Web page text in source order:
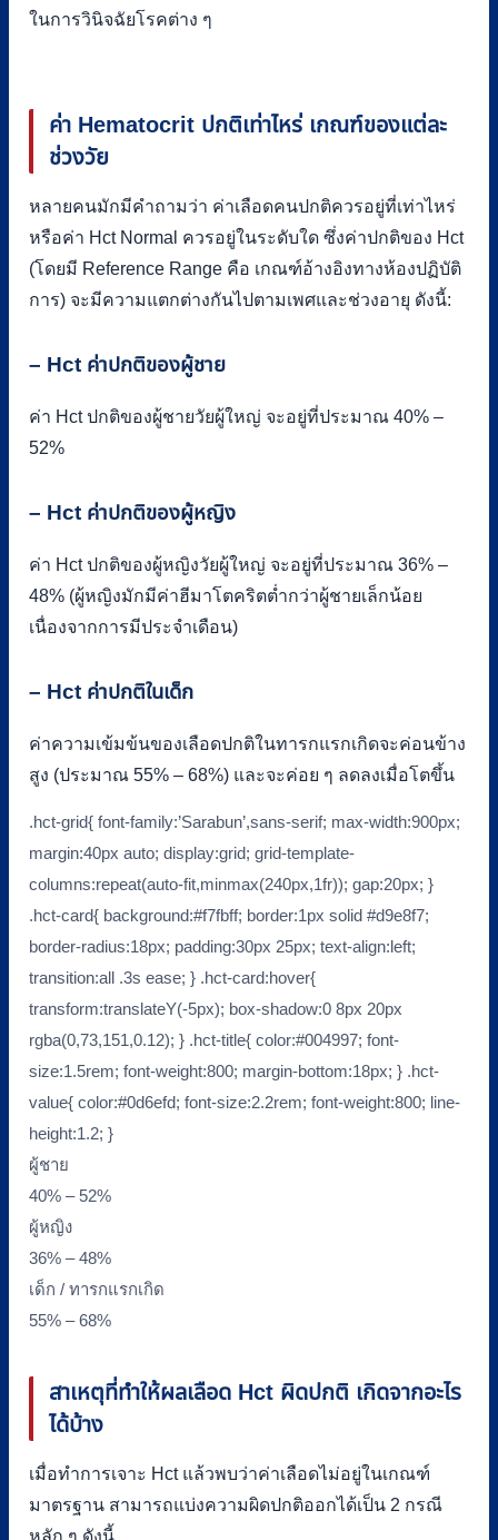
ในการวินิจฉัยโรคต่าง ๆ
ค่า Hematocrit ปกติเท่าไหร่ เกณฑ์ของแต่ละ
ช่วงวัย
หลายคนมักมีคำถามว่า ค่าเลือดคนปกติควรอยู่ที่เท่าไหร่
หรือค่า Hct Normal ควรอยู่ในระดับใด ซึ่งค่าปกติของ Hct
(โดยมี Reference Range คือ เกณฑ์อ้างอิงทางห้องปฏิบัติ
การ) จะมีความแตกต่างกันไปตามเพศและช่วงอายุ ดังนี้:
– Hct ค่าปกติของผู้ชาย
ค่า Hct ปกติของผู้ชายวัยผู้ใหญ่ จะอยู่ที่ประมาณ 40% –
52%
– Hct ค่าปกติของผู้หญิง
ค่า Hct ปกติของผู้หญิงวัยผู้ใหญ่ จะอยู่ที่ประมาณ 36% –
48% (ผู้หญิงมักมีค่าฮีมาโตคริตต่ำกว่าผู้ชายเล็กน้อย
เนื่องจากการมีประจำเดือน)
– Hct ค่าปกติในเด็ก
ค่าความเข้มข้นของเลือดปกติในทารกแรกเกิดจะค่อนข้าง
สูง (ประมาณ 55% – 68%) และจะค่อย ๆ ลดลงเมื่อโตขึ้น
.hct-grid{ font-family:’Sarabun’,sans-serif; max-width:900px;
margin:40px auto; display:grid; grid-template-
columns:repeat(auto-fit,minmax(240px,1fr)); gap:20px; }
.hct-card{ background:#f7fbff; border:1px solid #d9e8f7;
border-radius:18px; padding:30px 25px; text-align:left;
transition:all .3s ease; } .hct-card:hover{
transform:translateY(-5px); box-shadow:0 8px 20px
rgba(0,73,151,0.12); } .hct-title{ color:#004997; font-
size:1.5rem; font-weight:800; margin-bottom:18px; } .hct-
value{ color:#0d6efd; font-size:2.2rem; font-weight:800; line-
height:1.2; }
ผู้ชาย
40% – 52%
ผู้หญิง
36% – 48%
เด็ก / ทารกแรกเกิด
55% – 68%
สาเหตุที่ทำให้ผลเลือด Hct ผิดปกติ เกิดจากอะไร
ได้บ้าง
เมื่อทำการเจาะ Hct แล้วพบว่าค่าเลือดไม่อยู่ในเกณฑ์
มาตรฐาน สามารถแบ่งความผิดปกติออกได้เป็น 2 กรณี